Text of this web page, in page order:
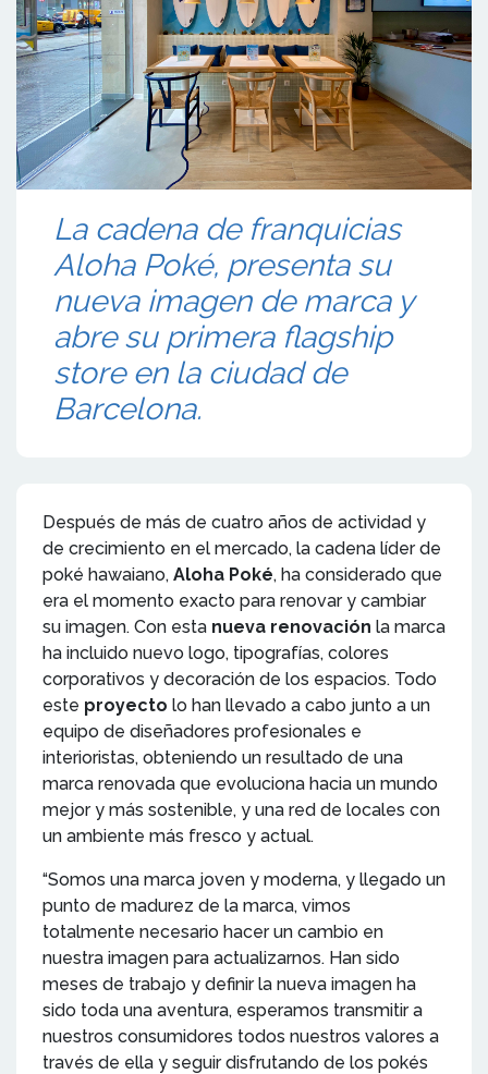
La cadena de franquicias
Aloha Poké, presenta su
nueva imagen de marca y
abre su primera flagship
store en la ciudad de
Barcelona.
Después de más de cuatro años de actividad y
de crecimiento en el mercado, la cadena líder de
poké hawaiano, Aloha Poké, ha considerado que
era el momento exacto para renovar y cambiar
su imagen. Con esta nueva renovación la marca
ha incluido nuevo logo, tipografías, colores
corporativos y decoración de los espacios. Todo
este proyecto lo han llevado a cabo junto a un
equipo de diseñadores profesionales e
interioristas, obteniendo un resultado de una
marca renovada que evoluciona hacia un mundo
mejor y más sostenible, y una red de locales con
un ambiente más fresco y actual.
“Somos una marca joven y moderna, y llegado un
punto de madurez de la marca, vimos
totalmente necesario hacer un cambio en
nuestra imagen para actualizarnos. Han sido
meses de trabajo y definir la nueva imagen ha
sido toda una aventura, esperamos transmitir a
nuestros consumidores todos nuestros valores a
través de ella y seguir disfrutando de los pokés